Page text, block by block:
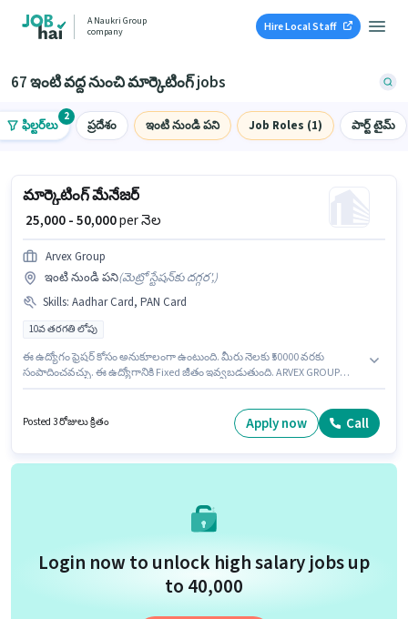
A Naukri Group
company
Hire Local Staff
67 ఇంటి వద్ద నుంచి మార్కెటింగ్ jobs
ఫిల్టర్‌లు
2
ప్రదేశం ఇంటి నుండి పని Job Roles (1) పార్ట్ టైమ్
మార్కెటింగ్ మేనేజర్
₹ 25,000 - 50,000per నెల
Arvex Group
ఇంటి నుండి పని(మెట్రో స్టేషన్‌కు దగ్గర',)
Skills: Aadhar Card, PAN Card
10వ తరగతి లోపు
ఈ ఉద్యోగం ఫ్రెషర్ కోసం అనుకూలంగా ఉంటుంది. మీరు నెలకు ₹50000 వరకు
సంపాదించవచ్చు. ఈ ఉద్యోగానికి Fixed జీతం ఇవ్వబడుతుంది. ARVEX GROUP
అవసరం. ఈ ఉద్యోగం సౌత్ ఎక్స్‌టెన్షన్, ఢిల్లీ లో ఉంది. ఈ ఉద్యోగానికి 10వ తరగతి
Posted 3 రోజులు క్రితం Apply now Call
Login now to unlock high salary jobs up
to ₹40,000